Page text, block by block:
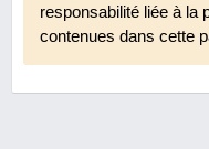
En 2011
Jantes 13
En 2009
responsabilité liée à la
contenues dans cette